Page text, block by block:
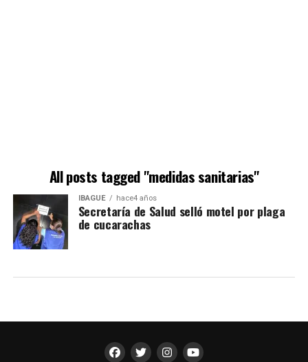
All posts tagged "medidas sanitarias"
IBAGUÉ hace4 años
Secretaría de Salud selló motel por plaga
de cucarachas